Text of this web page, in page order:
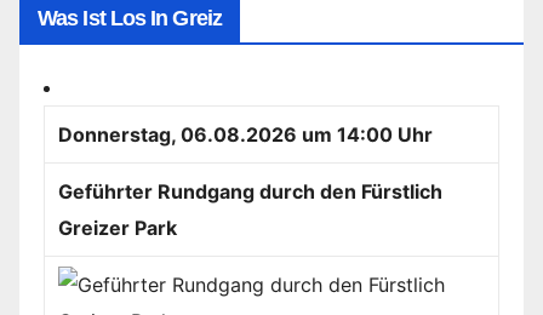
Was Ist Los In Greiz
Donnerstag, 06.08.2026 um 14:00 Uhr
Geführter Rundgang durch den Fürstlich
Greizer Park